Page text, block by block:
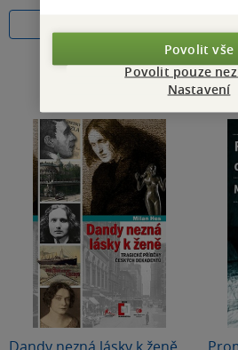
Povolit vše
Povolit pouze
Nastavení